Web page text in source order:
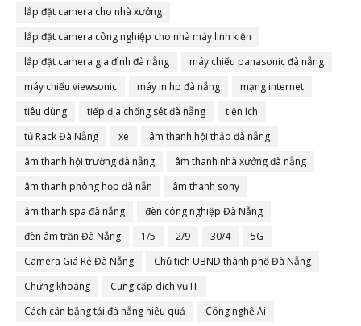
lắp đặt camera cho nhà xưởng
lắp đặt camera công nghiệp cho nhà máy linh kiện
lắp đặt camera gia đình đà nẵng
máy chiếu panasonic đà nẵng
máy chiếu viewsonic
máy in hp đà nẵng
mạng internet
tiêu dùng
tiếp địa chống sét đà nẵng
tiện ích
tủ Rack Đà Nẵng
xe
âm thanh hội thảo đà nẵng
âm thanh hội trường đà nẵng
âm thanh nhà xưởng đà nẵng
âm thanh phòng họp đà nẵn
âm thanh sony
âm thanh spa đà nẵng
đèn công nghiệp Đà Nẵng
đèn âm trần Đà Nẵng
1/5 2/9 30/4
5G
Camera Giá Rẻ Đà Nẵng
Chủ tịch UBND thành phố Đà Nẵng
Chứng khoáng
Cung cấp dịch vụ IT
Cách cân bằng tải đà nẵng hiệu quả
Công nghệ Ai